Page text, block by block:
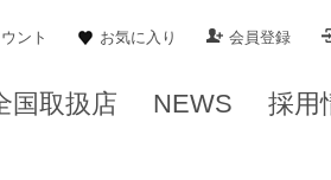
ント お気に入り 会員登録
国取扱店 NEWS 採用